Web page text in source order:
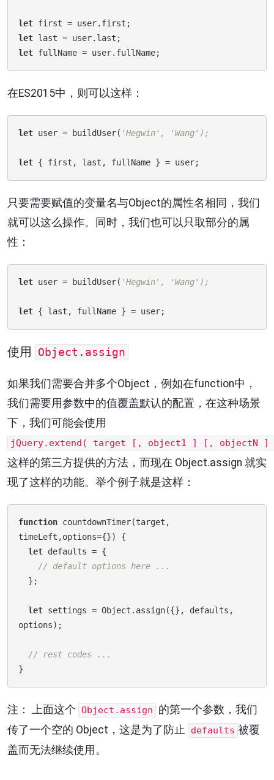
let
let
let
在ES2015中，则可以这样：
let user = buildUser( 'Hegwin', 'Wang');
let
只要需要赋值的变量名与Object的属性名相同，我们
就可以这么操作。同时，我们也可以只取部分的属
性：
let user = buildUser( 'Hegwin', 'Wang');
let
使用 Object.assign
如果我们需要合并多个Object，例如在function中，
我们需要用参数中的值覆盖默认的配置，在这种场景
下，我们可能会使用
jQuery.extend( target [, object1 ] [, objectN ]
这样的第三方提供的方法，而现在 Object.assign 就实
现了这样的功能。举个例子就是这样：
function countdownTimer(target,
timeLeft,options={}) {
let defaults = {
// default options here ...
let settings = Object.assign({}, defaults,
options);
// rest codes ...
注： 上面这个 Object.assign
的第一个参数，我们
传了一个空的 Object，这是为了防止
defaults 被覆
盖而无法继续使用。